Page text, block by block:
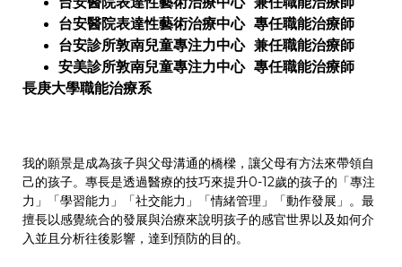
台安醫院表達性藝術治療中心 專任職能治療師
台安診所敦南兒童專注力中心 兼任職能治療師
安美診所敦南兒童專注力中心 專任職能治療師
長庚大學職能治療系
我的願景是成為孩子與父母溝通的橋樑，讓父母有方法來帶領自
己的孩子。專長是透過醫療的技巧來提升0-12歲的孩子的「專注
力」「學習能力」「社交能力」「情緒管理」「動作發展」。最
擅長以感覺統合的發展與治療來說明孩子的感官世界以及如何介
入並且分析往後影響，達到預防的目的。